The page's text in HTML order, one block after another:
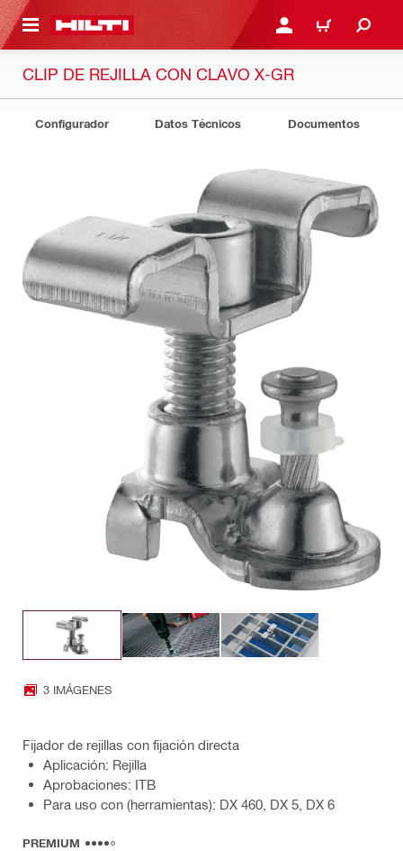
PRINCIPAL INICIE SESIÓN O
CARRITO
CLIP DE REJILLA CON CLAVO X-GR
Configurador Datos Técnicos Documentos
3 IMÁGENES
Fijador de rejillas con fijación directa
Aplicación: Rejilla
Aprobaciones: ITB
Para uso con (herramientas): DX 460, DX 5, DX 6
PREMIUM